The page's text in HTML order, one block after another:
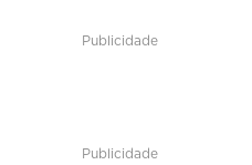
Publicidade
Publicidade